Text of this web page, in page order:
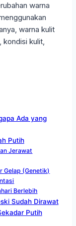
warna
warna kulit
kondisi kulit,
Ada yang
Putih
Jerawat
Gelap (Genetik)
Berlebih
Sudah Dirawat
Putih